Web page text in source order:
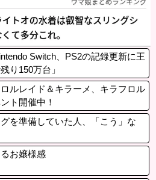
Switch、PS2の記録更新に王
り150万台」
ルレイド＆キラーメ、キラフロル
ト開催中！
グを準備していた人、「こう」な
るお嬢様感